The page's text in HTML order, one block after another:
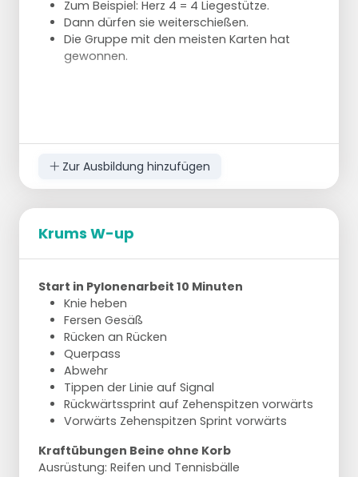
Zum Beispiel: Herz 4 = 4 Liegestütze.
Dann dürfen sie weiterschießen.
Die Gruppe mit den meisten Karten hat
gewonnen.
Zur Ausbildung hinzufügen
Krums W-up
Start in Pylonenarbeit 10 Minuten
Knie heben
Fersen Gesäß
Rücken an Rücken
Querpass
Abwehr
Tippen der Linie auf Signal
Rückwärtssprint auf Zehenspitzen vorwärts
Vorwärts Zehenspitzen Sprint vorwärts
Kraftübungen Beine ohne Korb
Ausrüstung: Reifen und Tennisbälle